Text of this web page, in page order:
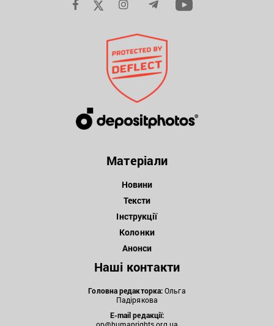
Матеріали
Новини
Тексти
Інструкції
Колонки
Анонси
Наші контакти
Головна редакторка:Ольга
Падірякова
E-mail редакції: